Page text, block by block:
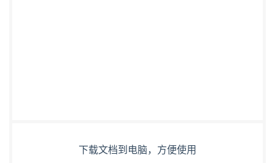
下载文档到电脑，方便使用